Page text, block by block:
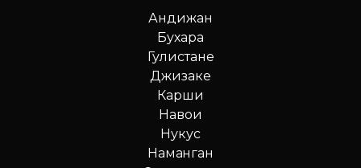
Андижан
Бухара
Гулистане
Джизаке
Карши
Навои
Нукус
Наманган